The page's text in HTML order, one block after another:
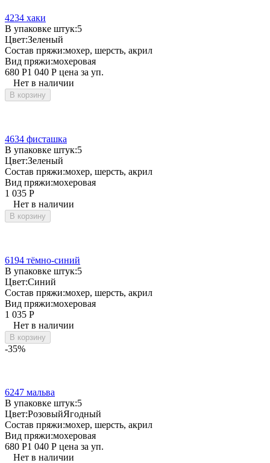
4234 хаки
В упаковке штук:5
Цвет:Зеленый
Состав пряжи:мохер, шерсть, акрил
Вид пряжи:мохеровая
680 Р1 040 Р цена за уп.
Нет в наличии
В корзину
4634 фисташка
В упаковке штук:5
Цвет:Зеленый
Состав пряжи:мохер, шерсть, акрил
Вид пряжи:мохеровая
1 035 Р
Нет в наличии
В корзину
6194 тёмно-синий
В упаковке штук:5
Цвет:Синий
Состав пряжи:мохер, шерсть, акрил
Вид пряжи:мохеровая
1 035 Р
Нет в наличии
В корзину
-35%
6247 мальва
В упаковке штук:5
Цвет:РозовыйЯгодный
Состав пряжи:мохер, шерсть, акрил
Вид пряжи:мохеровая
680 Р1 040 Р цена за уп.
Нет в наличии